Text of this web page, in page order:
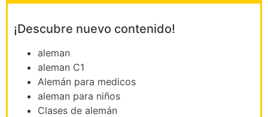
¡Descubre nuevo contenido!
aleman
aleman C1
Alemán para medicos
aleman para niños
Clases de alemán